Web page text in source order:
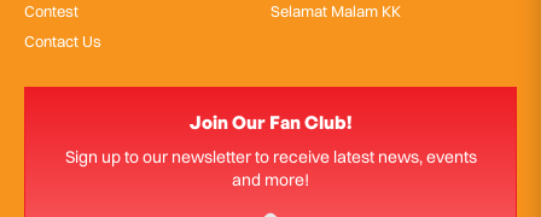
Contest
Contact Us
Selamat Malam KK
Join Our Fan Club!
Sign up to our newsletter to receive latest news, events
and more!